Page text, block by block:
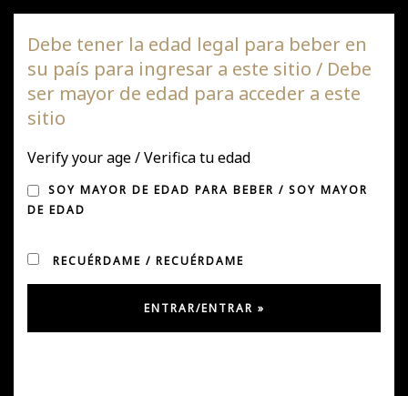
Viña DAGAZ
“VINO REVELACIÓN”
Publicado en Mayo 2, 2019porjose yen
Debe tener la edad legal para beber en
su país para ingresar a este sitio / Debe
ser mayor de edad para acceder a este
sitio
Verify your age / Verifica tu edad
SOY MAYOR DE EDAD PARA BEBER / SOY MAYOR
DE EDAD
RECUÉRDAME / RECUÉRDAME